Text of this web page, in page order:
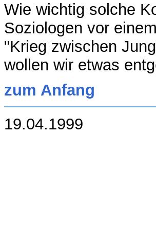
Wie wichtig solche
Soziologen vor
"Krieg zwischen
wollen wir etwas
zum Anfang
19.04.1999